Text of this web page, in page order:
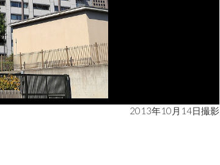
2013年10月14日撮影